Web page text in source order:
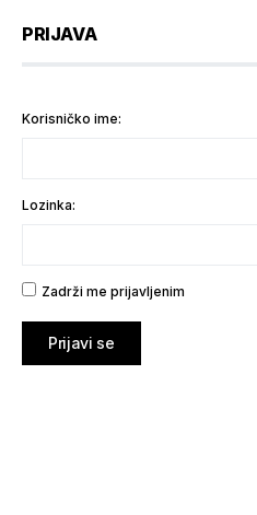
PRIJAVA
Korisničko ime:
Lozinka:
Zadrži me prijavljenim
Prijavi se